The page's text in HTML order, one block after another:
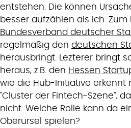
entstehen. Die können
besser aufzählen als ich. Zum
Bundesverband deutscher
regelmäßig den deutschen
herausbringt. Lezterer bringt
heraus, z.B. den Hessen
wie die Hub-Initiative erkennt
"Cluster der Fintech-Szene",
nicht. Welche Rolle kann da
Oberursel spielen?